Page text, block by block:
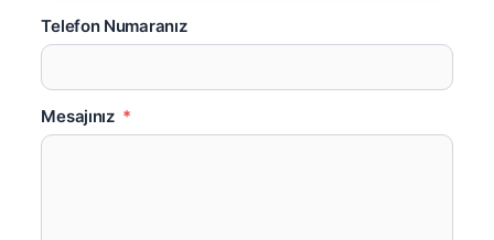
Telefon Numaranız
Mesajınız *